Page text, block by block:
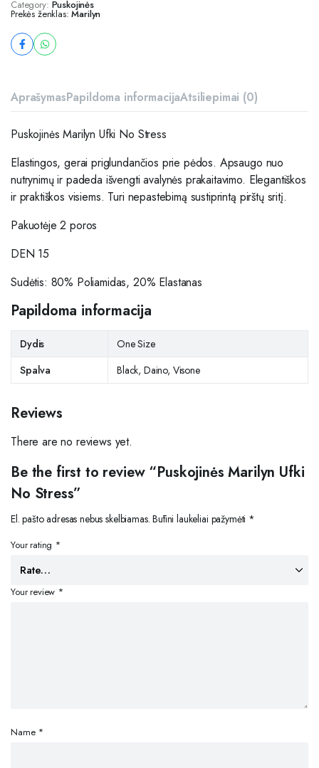
Category: Puskojinės
Prekės ženklas:Marilyn
AprašymasPapildoma informacijaAtsiliepimai (0)
Puskojinės Marilyn Ufki No Stress
Elastingos, gerai priglundančios prie pėdos. Apsaugo nuo
nutrynimų ir padeda išvengti avalynės prakaitavimo. Elegantiškos
ir praktiškos visiems. Turi nepastebimą sustiprintą pirštų sritį.
Pakuotėje 2 poros
DEN 15
Sudėtis: 80% Poliamidas, 20% Elastanas
Papildoma informacija
Dydis
One Size
Spalva
Black, Daino, Visone
Reviews
There are no reviews yet.
Be the first to review “Puskojinės Marilyn Ufki
No Stress”
El. pašto adresas nebus skelbiamas. Būtini laukeliai pažymėti *
Your rating *
Your review *
Name *